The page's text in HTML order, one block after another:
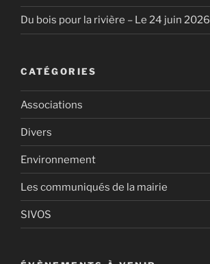
Du bois pour la rivière – Le 24 juin 2026
CATÉGORIES
Associations
Divers
Environnement
Les communiqués de la mairie
SIVOS